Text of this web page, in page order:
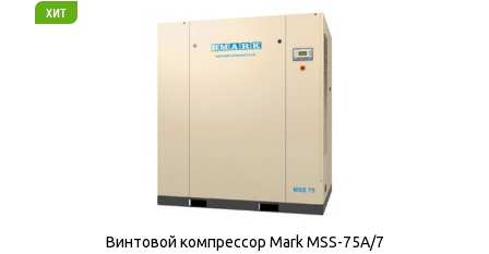
хит
Винтовой компрессор Mark MSS-75A/7